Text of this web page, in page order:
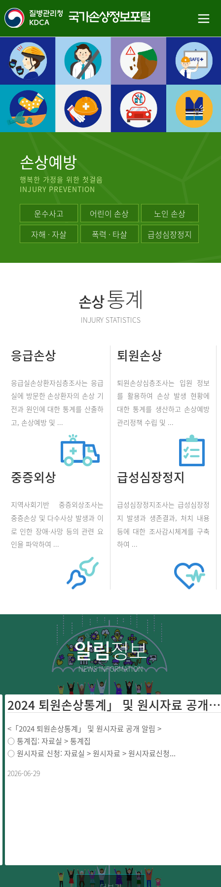
손상예방
행복한 가정을 위한 첫걸음
INJURY PREVENTION
운수사고 어린이 손상
노인 손상
자해 · 자살
폭력 · 타살 급성심장정지
손상통계
INJURY STATISTICS
응급손상
응급실손상환자심층조사는 응급
실에 방문한 손상환자의 손상 기
전과 원인에 대한 통계를 산출하
고, 손상예방 및 ...
퇴원손상
퇴원손상심층조사는 입원 정보
를 활용하여 손상 발생 현황에
대한 통계를 생산하고 손상예방
관리정책 수립 및 ...
중증외상
지역사회기반 중증외상조사는
중증손상 및 다수사상 발생과 이
로 인한 장애·사망 등의 관련 요
인을 파악하여 ...
급성심장정지
급성심장정지조사는 급성심장정
지 발생과 생존결과, 처치 내용
등에 대한 조사감시체계를 구축
하여 ...
알림정보
NEWS INFORMATION
2024 퇴원손상통계」 및 원시자료 공개 ...
<「2024 퇴원손상통계」 및 원시자료 공개 알림 >
○ 통계집: 자료실 > 통계집
○ 원시자료 신청: 자료실 > 원시자료 > 원시자료신청...
2026-06-29